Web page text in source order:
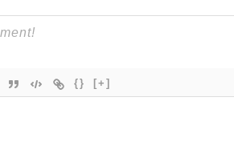
{} [+]